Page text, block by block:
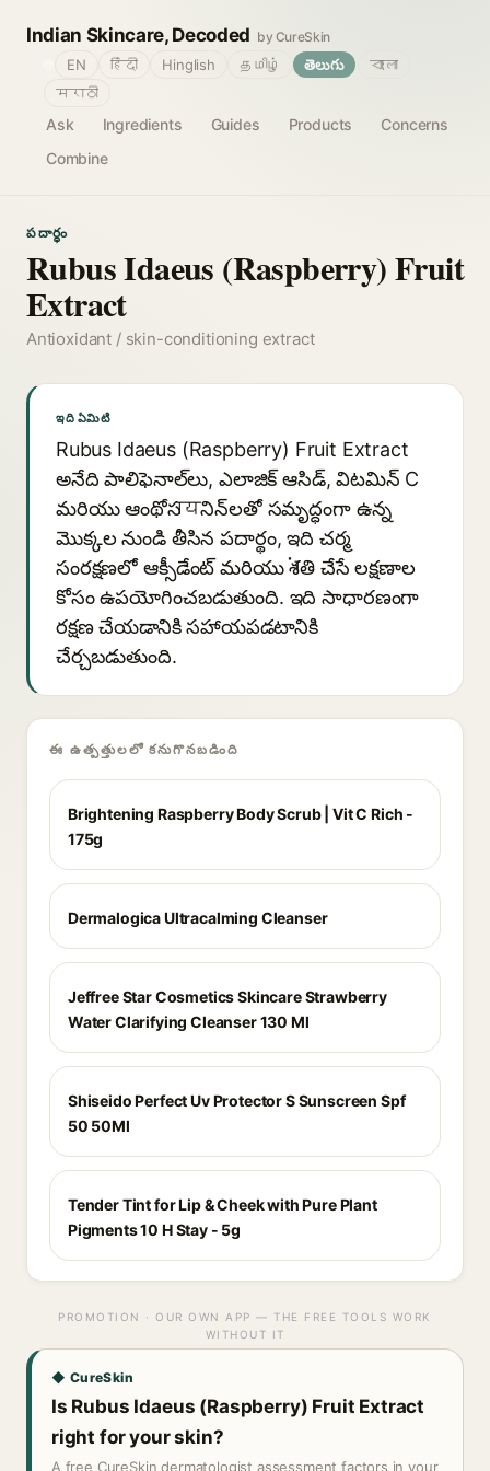
Indian Skincare, Decoded by CureSkin
Ask Ingredients Guides Products
Concerns
Combine
EN हिंदी Hinglish தமிழ் తెలుగు
বাংলা
मराठी
పదార్థం
Rubus Idaeus (Raspberry) Fruit
Extract
Antioxidant / skin-conditioning extract
ఇది ఏమిటి
Rubus Idaeus (Raspberry) Fruit Extract
అనేది పాలిఫెనాల్‌లు, ఎలాజిక్ ఆసిడ్, విటమిన్ C
మరియు ఆంథోసायనిన్‌లతో సమృద్ధంగా ఉన్న
మొక్కల నుండి తీసిన పదార్థం, ఇది చర్మ
సంరక్షణలో ఆక్సీడేంట్ మరియు శांతి చేసే లక్షణాల
కోసం ఉపయోగించబడుతుంది. ఇది సాధారణంగా
రక్షణ చేయడానికి సహాయపడటానికి
చేర్చబడుతుంది.
ఈ ఉత్పత్తులలో కనుగొనబడింది
Brightening Raspberry Body Scrub | Vit C Rich -
175g
Dermalogica Ultracalming Cleanser
Jeffree Star Cosmetics Skincare Strawberry
Water Clarifying Cleanser 130 Ml
Shiseido Perfect Uv Protector S Sunscreen Spf
50 50Ml
Tender Tint for Lip & Cheek with Pure Plant
Pigments 10 H Stay - 5g
PROMOTION · OUR OWN APP — THE FREE TOOLS WORK
WITHOUT IT
◆ CureSkin
Is Rubus Idaeus (Raspberry) Fruit Extract
right for your skin?
A free CureSkin dermatologist assessment factors in your